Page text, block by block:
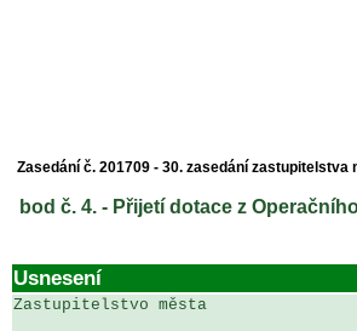
Zasedání č. 201709 - 30. zasedání zastupitelstva
bod č. 4. - Přijetí dotace z
Usnesení
Zastupitelstvo města